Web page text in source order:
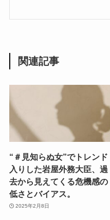
関連記事
“＃見知らぬ女”でトレンド
入りした岩屋外務大臣、過
去から見えてくる危機感の
低さとバイアス。
2025年2月8日